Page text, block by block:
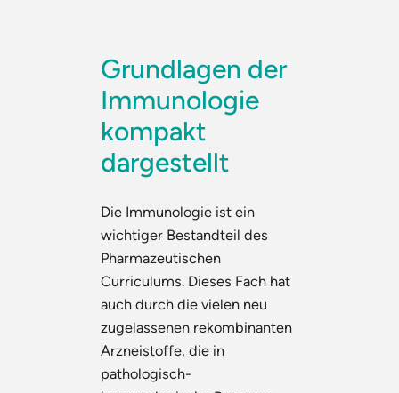
Grundlagen der
Immunologie
kompakt
dargestellt
Die Immunologie ist ein
wichtiger Bestandteil des
Pharmazeutischen
Curriculums. Dieses Fach hat
auch durch die vielen neu
zugelassenen rekombinanten
Arzneistoffe, die in
pathologisch-